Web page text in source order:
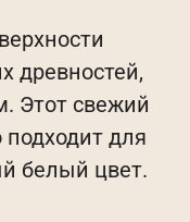
древностей,
Этот свежий
для
белый цвет.